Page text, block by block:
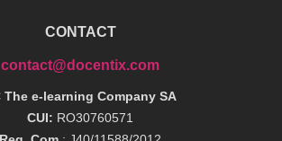
CONTACT
contact@docentix.com
The e-learning Company SA
CUI: RO30760571